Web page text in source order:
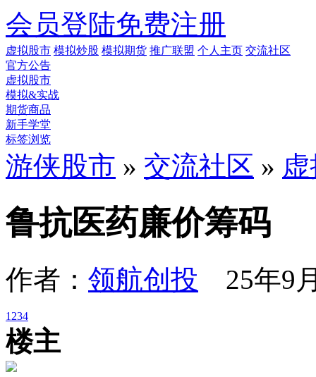
会员登陆免费注册
虚拟股市 模拟炒股 模拟期货 推广联盟 个人主页 交流社区
官方公告
虚拟股市
模拟&实战
期货商品
新手学堂
标签浏览
游侠股市 » 交流社区 »
鲁抗医药廉价筹码
作者： 领航创投 25年9
1 234
楼主